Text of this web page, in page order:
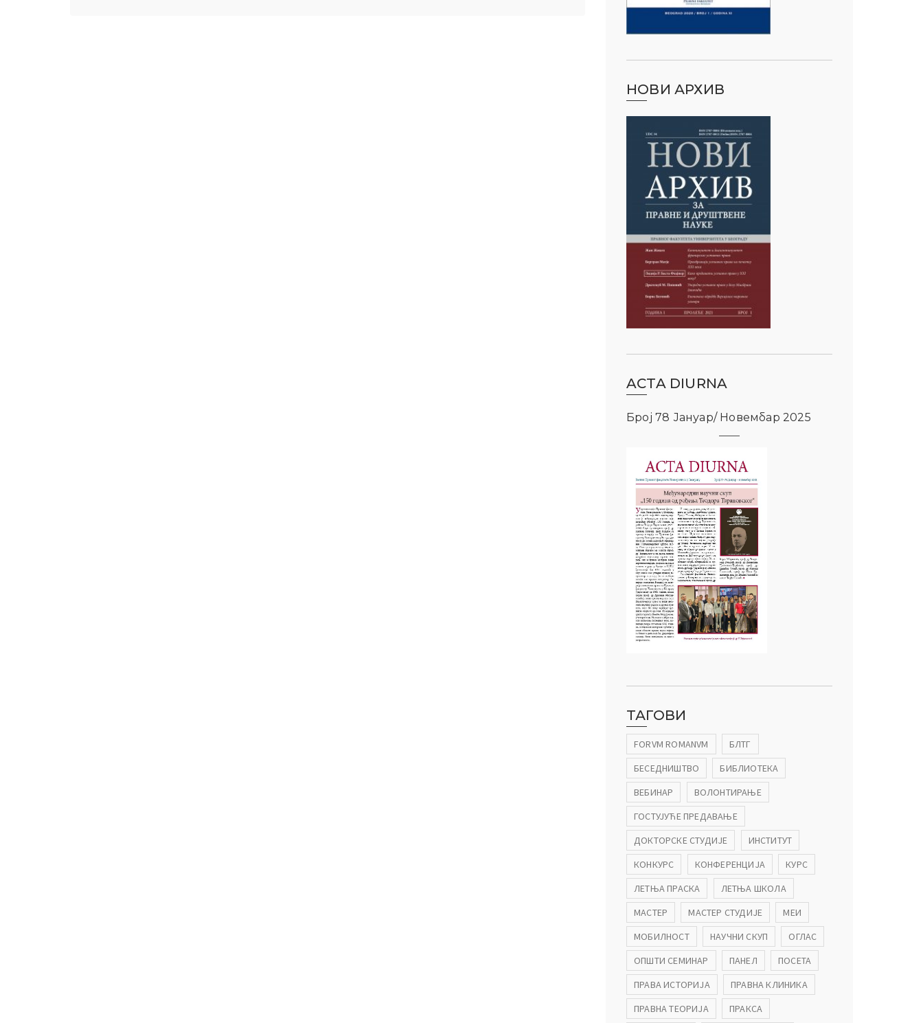
НОВИ АРХИВ
ACTA DIURNA
Број 78 Јануар/ Новембар 2025
ТАГОВИ
FORVM ROMANVM
БЛТГ
БЕСЕДНИШТВО
БИБЛИОТЕКА
ВЕБИНАР
ВОЛОНТИРАЊЕ
ГОСТУЈУЋЕ ПРЕДАВАЊЕ
ДОКТОРСКЕ СТУДИЈЕ
ИНСТИТУТ
КОНКУРС
КОНФЕРЕНЦИЈА
КУРС
ЛЕТЊА ПРАСКА
ЛЕТЊА ШКОЛА
МАСТЕР
МАСТЕР СТУДИЈЕ
МЕИ
МОБИЛНОСТ
НАУЧНИ СКУП
ОГЛАС
ОПШТИ СЕМИНАР
ПАНЕЛ
ПОСЕТА
ПРАВА ИСТОРИЈА
ПРАВНА КЛИНИКА
ПРАВНА ТЕОРИЈА
ПРАКСА